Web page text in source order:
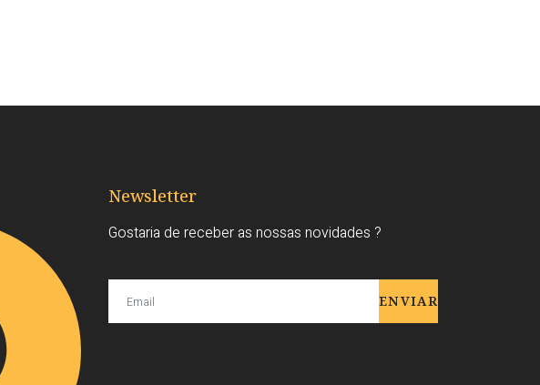
Newsletter
Gostaria de receber as nossas novidades ?
ENVIAR